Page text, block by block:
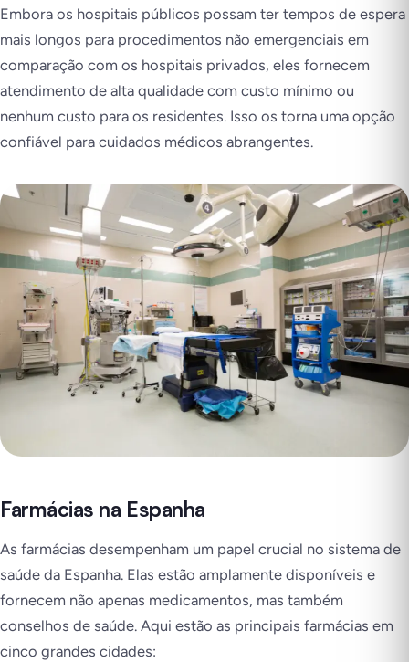
Embora os hospitais públicos possam ter tempos de espera
mais longos para procedimentos não emergenciais em
comparação com os hospitais privados, eles fornecem
atendimento de alta qualidade com custo mínimo ou
nenhum custo para os residentes. Isso os torna uma opção
confiável para cuidados médicos abrangentes.
Farmácias na Espanha
As farmácias desempenham um papel crucial no sistema de
saúde da Espanha. Elas estão amplamente disponíveis e
fornecem não apenas medicamentos, mas também
conselhos de saúde. Aqui estão as principais farmácias em
cinco grandes cidades: